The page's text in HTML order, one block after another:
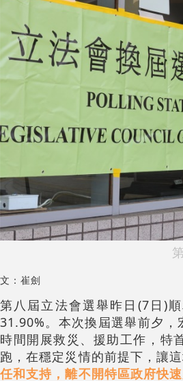
文：崔劍
第八屆立法會選舉昨日(7日)
31.90%。本次換屆選舉前夕
時間開展救災、援助工作，特
跑，在穩定災情的前提下，讓
任和支持，離不開特區政府快